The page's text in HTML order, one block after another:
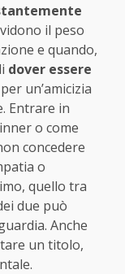
il peso
e quando,
dover essere
un’amicizia
Entrare in
o come
concedere
o
quello tra
due può
Anche
un titolo,